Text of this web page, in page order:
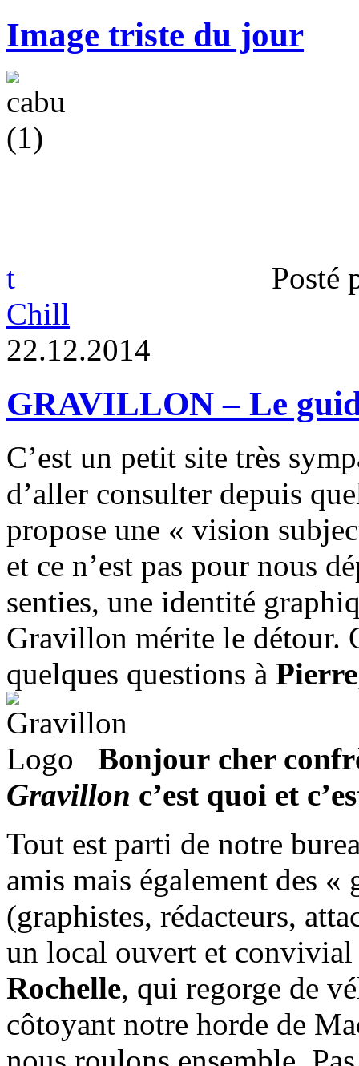
Image triste du jour
t
Posté
Chill
22.12.2014
GRAVILLON – Le
C’est un petit site très
d’aller consulter depuis
propose une « vision
et ce n’est pas pour nous
senties, une identité
Gravillon mérite le détour.
quelques questions à Pierre
Bonjour cher
Gravillon c’est quoi et
Tout est parti de notre
amis mais également des
(graphistes, rédacteurs,
un local ouvert et
Rochelle, qui regorge de
côtoyant notre horde de